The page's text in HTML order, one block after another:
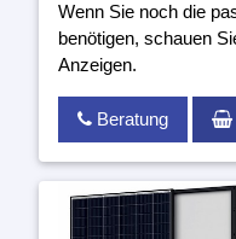
Wenn Sie noch die
benötigen, schauen
Anzeigen.
Beratung